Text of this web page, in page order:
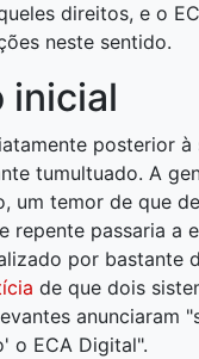
direitos, e o
neste sentido.
inicial
posterior à
tumultuado. A
um temor de que
repente passaria a
por bastante
de que dois
anunciaram
o ECA Digital".